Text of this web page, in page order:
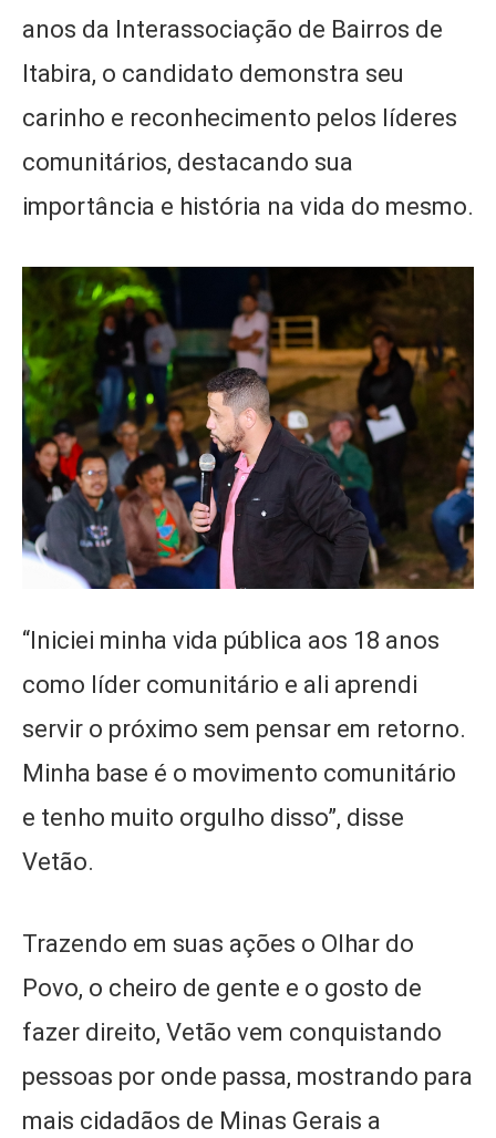
anos da Interassociação de Bairros de
Itabira, o candidato demonstra seu
carinho e reconhecimento pelos líderes
comunitários, destacando sua
importância e história na vida do mesmo.
“Iniciei minha vida pública aos 18 anos
como líder comunitário e ali aprendi
servir o próximo sem pensar em retorno.
Minha base é o movimento comunitário
e tenho muito orgulho disso”, disse
Vetão.
Trazendo em suas ações o Olhar do
Povo, o cheiro de gente e o gosto de
fazer direito, Vetão vem conquistando
pessoas por onde passa, mostrando para
mais cidadãos de Minas Gerais a